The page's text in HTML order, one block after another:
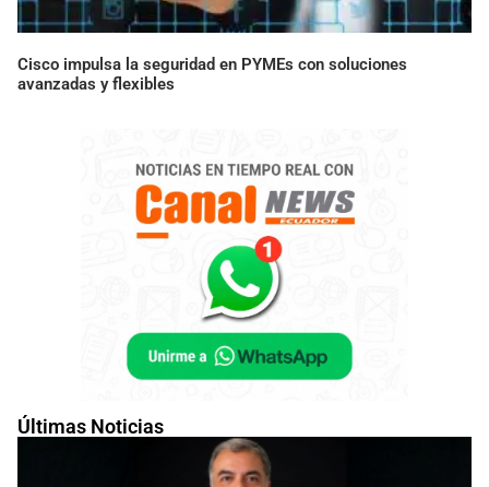
Últimas Noticias
Cisco impulsa la seguridad en PYMEs con soluciones
avanzadas y flexibles